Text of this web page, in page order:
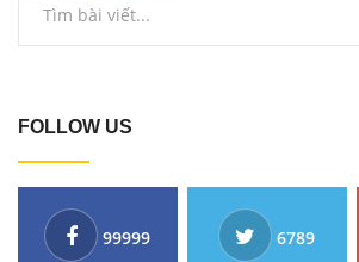
FOLLOW US
99999
6789